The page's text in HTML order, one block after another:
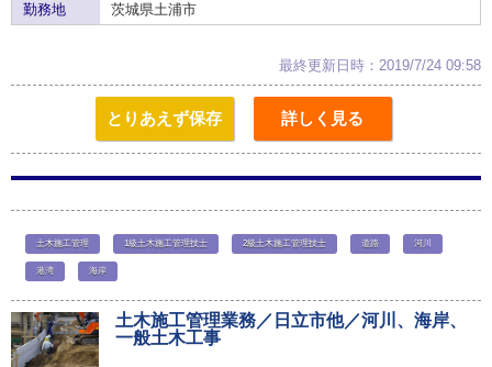
勤務地
茨城県土浦市
最終更新日時：2019/7/24 09:58
とりあえず保存 詳しく見る
土木施工管理 1級土木施工管理技士 2級土木施工管理技士 道路 河川
港湾 海岸
土木施工管理業務／日立市他／河川、海岸、
一般土木工事